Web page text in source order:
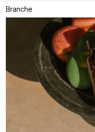
Branche